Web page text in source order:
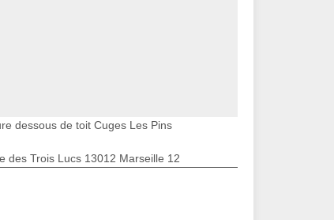
dessous de toit Cuges Les Pins
des Trois Lucs 13012 Marseille 12